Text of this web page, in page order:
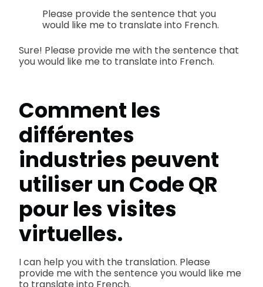
Please provide the sentence that you
would like me to translate into French.
Sure! Please provide me with the sentence that
you would like me to translate into French.
Comment les
différentes
industries peuvent
utiliser un Code QR
pour les visites
virtuelles.
I can help you with the translation. Please
provide me with the sentence you would like me